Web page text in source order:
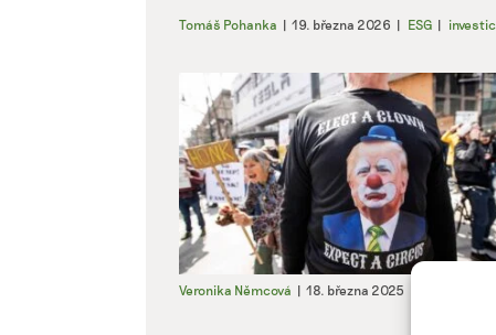
Tomáš Pohanka | 19. března 2026 | ESG |
Veronika Němcová | 18. března 2025